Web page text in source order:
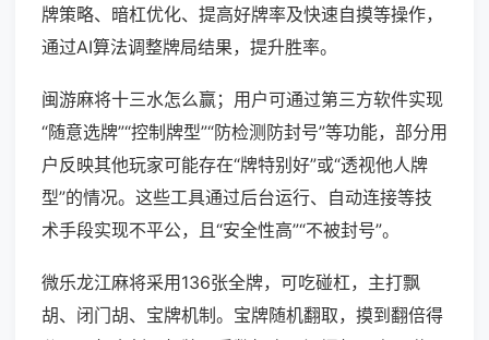
牌策略、暗杠优化、提高好牌率及快速自摸等操作，
通过AI算法调整牌局结果，提升胜率。
闽游麻将十三水怎么赢；用户可通过第三方软件实现
“随意选牌”“控制牌型”“防检测防封号”等功能，部分用
户反映其他玩家可能存在“牌特别好”或“透视他人牌
型”的情况。这些工具通过后台运行、自动连接等技
术手段实现不平公，且“安全性高”“不被封号”。
微乐龙江麻将采用136张全牌，可吃碰杠，主打飘
胡、闭门胡、宝牌机制。宝牌随机翻取，摸到翻倍得